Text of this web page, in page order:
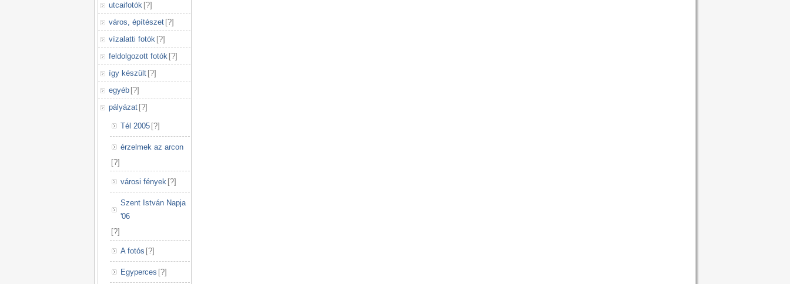
utcaifotók [?]
város, építészet [?]
vízalatti fotók [?]
feldolgozott fotók [?]
így készült [?]
egyéb [?]
pályázat [?]
Tél 2005 [?]
érzelmek az arcon
[?]
városi fények [?]
Szent István Napja
'06
[?]
A fotós [?]
Egyperces [?]